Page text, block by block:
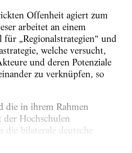
Offenheit agiert zum
arbeitet an einem
„Regionalstrategien“ und
welche versucht,
und deren Potenziale
zu verknüpfen, so
die in ihrem Rahmen
Hochschulen
die bilaterale deutsche